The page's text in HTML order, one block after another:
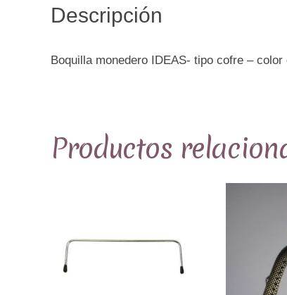
Descripción
Boquilla monedero IDEAS- tipo cofre –
Productos